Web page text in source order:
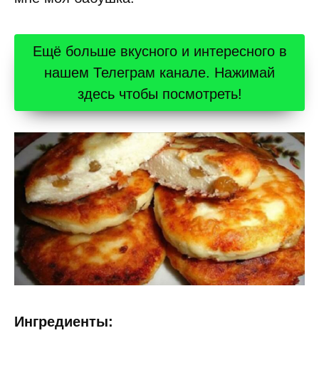
Ещё больше вкусного и интересного в
нашем Телеграм канале. Нажимай
здесь чтобы посмотреть!
Ингредиенты: